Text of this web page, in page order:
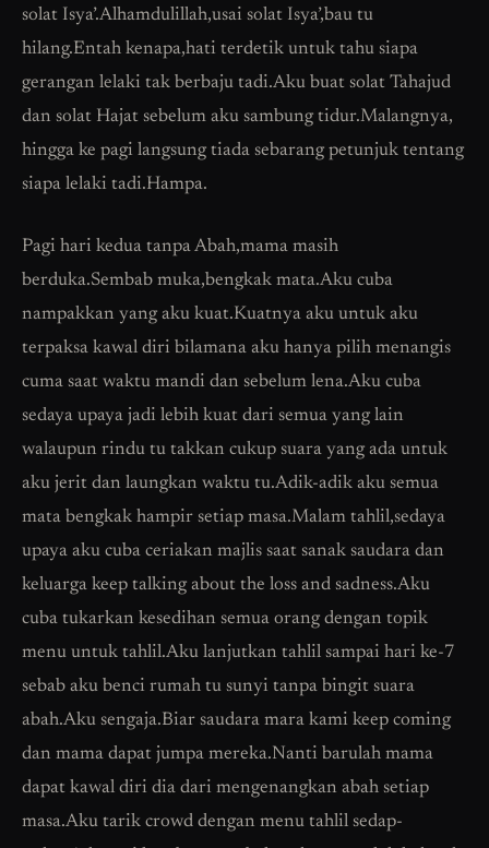
solat Isya’.Alhamdulillah,usai solat Isya’,bau tu
hilang.Entah kenapa,hati terdetik untuk tahu siapa
gerangan lelaki tak berbaju tadi.Aku buat solat Tahajud
dan solat Hajat sebelum aku sambung tidur.Malangnya,
hingga ke pagi langsung tiada sebarang petunjuk tentang
siapa lelaki tadi.Hampa.
Pagi hari kedua tanpa Abah,mama masih
berduka.Sembab muka,bengkak mata.Aku cuba
nampakkan yang aku kuat.Kuatnya aku untuk aku
terpaksa kawal diri bilamana aku hanya pilih menangis
cuma saat waktu mandi dan sebelum lena.Aku cuba
sedaya upaya jadi lebih kuat dari semua yang lain
walaupun rindu tu takkan cukup suara yang ada untuk
aku jerit dan laungkan waktu tu.Adik-adik aku semua
mata bengkak hampir setiap masa.Malam tahlil,sedaya
upaya aku cuba ceriakan majlis saat sanak saudara dan
keluarga keep talking about the loss and sadness.Aku
cuba tukarkan kesedihan semua orang dengan topik
menu untuk tahlil.Aku lanjutkan tahlil sampai hari ke-7
sebab aku benci rumah tu sunyi tanpa bingit suara
abah.Aku sengaja.Biar saudara mara kami keep coming
dan mama dapat jumpa mereka.Nanti barulah mama
dapat kawal diri dia dari mengenangkan abah setiap
masa.Aku tarik crowd dengan menu tahlil sedap-